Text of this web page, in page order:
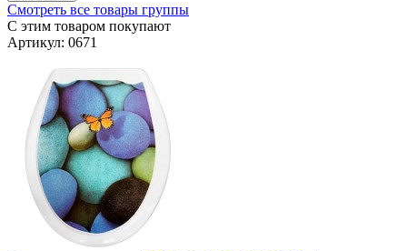
Смотреть все товары группы
С этим товаром покупают
Артикул: 0671